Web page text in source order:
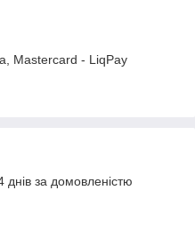
Mastercard - LiqPay
за домовленістю